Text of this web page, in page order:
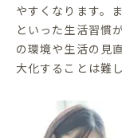
やすくなります。
といった生活習慣
の環境や生活の見
大化することは難